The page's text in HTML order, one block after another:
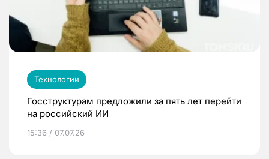
Технологии
Госструктурам предложили за пять лет перейти
на российский ИИ
15:36 / 07.07.26